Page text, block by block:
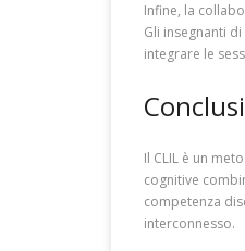
Infine, la
Gli insegnanti
integrare le
Il CLIL è un
cognitive
competenza
interconnesso.